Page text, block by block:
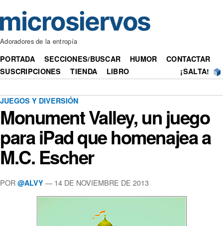
Adoradores de la entropía
PORTADA SECCIONES/BUSCAR HUMOR
CONTACTAR
SUSCRIPCIONES
TIENDA LIBRO ¡SALTA!
JUEGOS Y DIVERSIÓN
Monument Valley, un juego
para iPad que homenajea a
M.C. Escher
POR @ALVY — 14 DE NOVIEMBRE DE 2013